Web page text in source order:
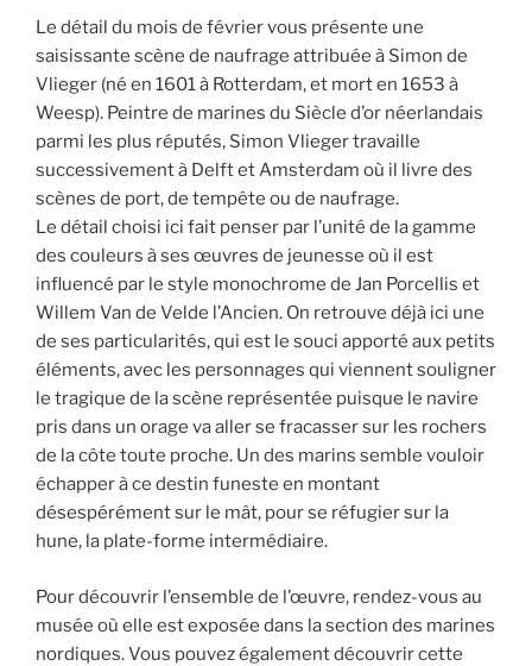
Le détail du mois de février vous présente une
saisissante scène de naufrage attribuée à Simon de
Vlieger (né en 1601 à Rotterdam, et mort en 1653 à
Weesp). Peintre de marines du Siècle d’or néerlandais
parmi les plus réputés, Simon Vlieger travaille
successivement à Delft et Amsterdam où il livre des
scènes de port, de tempête ou de naufrage.
Le détail choisi ici fait penser par l’unité de la gamme
des couleurs à ses œuvres de jeunesse où il est
influencé par le style monochrome de Jan Porcellis et
Willem Van de Velde l’Ancien. On retrouve déjà ici une
de ses particularités, qui est le souci apporté aux petits
éléments, avec les personnages qui viennent souligner
le tragique de la scène représentée puisque le navire
pris dans un orage va aller se fracasser sur les rochers
de la côte toute proche. Un des marins semble vouloir
échapper à ce destin funeste en montant
désespérément sur le mât, pour se réfugier sur la
hune, la plate-forme intermédiaire.
Pour découvrir l’ensemble de l’œuvre, rendez-vous au
musée où elle est exposée dans la section des marines
nordiques. Vous pouvez également découvrir cette